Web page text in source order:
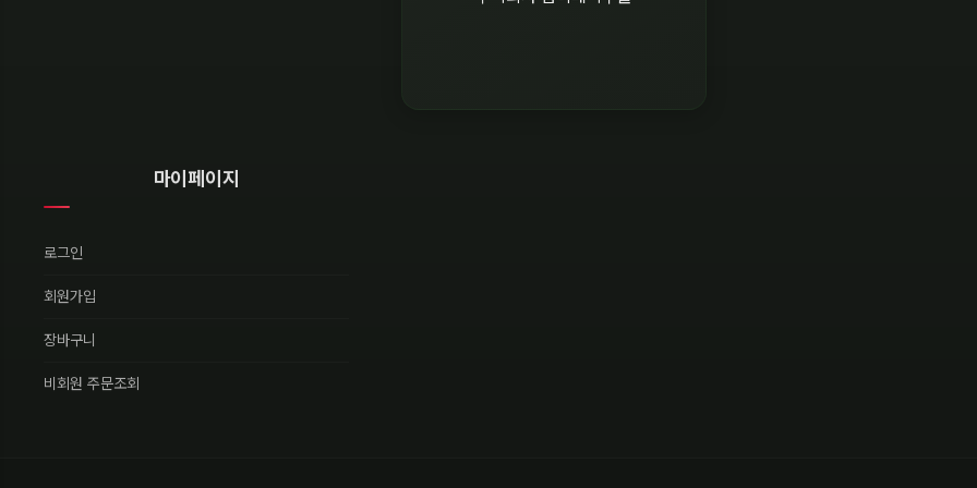
마이페이지
로그인
회원가입
장바구니
비회원 주문조회